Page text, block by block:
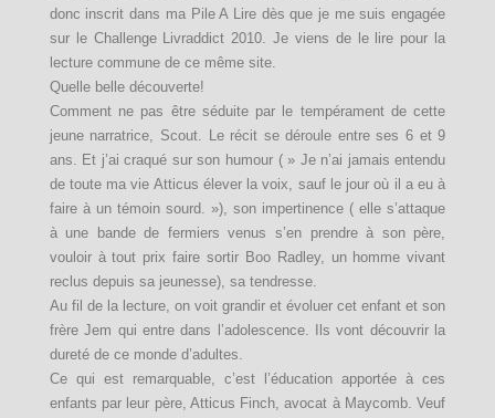
donc inscrit dans ma Pile A Lire dès que je me suis engagée
sur le Challenge Livraddict 2010. Je viens de le lire pour la
lecture commune de ce même site.
Quelle belle découverte!
Comment ne pas être séduite par le tempérament de cette
jeune narratrice, Scout. Le récit se déroule entre ses 6 et 9
ans. Et j’ai craqué sur son humour ( » Je n’ai jamais entendu
de toute ma vie Atticus élever la voix, sauf le jour où il a eu à
faire à un témoin sourd. »), son impertinence ( elle s’attaque
à une bande de fermiers venus s’en prendre à son père,
vouloir à tout prix faire sortir Boo Radley, un homme vivant
reclus depuis sa jeunesse), sa tendresse.
Au fil de la lecture, on voit grandir et évoluer cet enfant et son
frère Jem qui entre dans l’adolescence. Ils vont découvrir la
dureté de ce monde d’adultes.
Ce qui est remarquable, c’est l’éducation apportée à ces
enfants par leur père, Atticus Finch, avocat à Maycomb. Veuf